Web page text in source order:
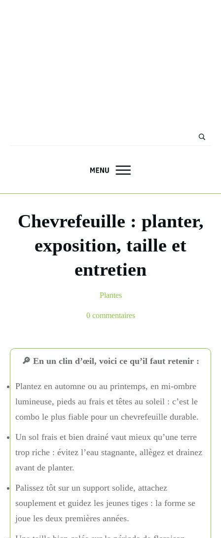
Chevrefeuille : planter,
exposition, taille et
entretien
Plantes
0commentaires
🔎 En un clin d’œil, voici ce qu’il faut retenir :
Plantez en automne ou au printemps, en mi-ombre
lumineuse, pieds au frais et têtes au soleil : c’est le
combo le plus fiable pour un chevrefeuille durable.
Un sol frais et bien drainé vaut mieux qu’une terre
trop riche : évitez l’eau stagnante, allègez et drainez
avant de planter.
Palissez tôt sur un support solide, attachez
souplement et guidez les jeunes tiges : la forme se
joue les deux premières années.